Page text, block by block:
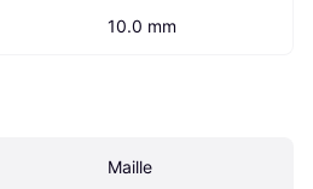
10.0 mm
Maille